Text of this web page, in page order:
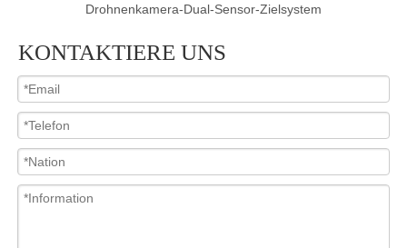
Drohnenkamera-Dual-Sensor-Zielsystem
KONTAKTIERE UNS